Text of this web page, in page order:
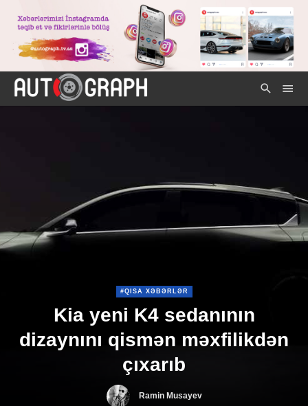
#QISA XƏBƏRLƏR
Kia yeni K4 sedanının
dizaynını qismən məxfilikdən
çıxarıb
Ramin Musayev